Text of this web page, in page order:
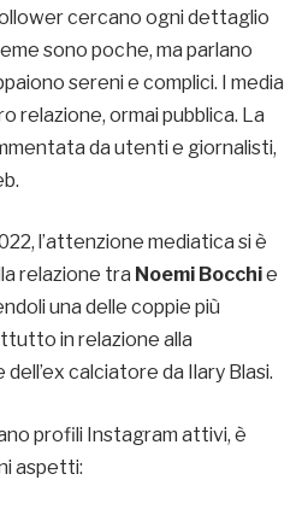
cercano ogni dettaglio
sono poche, ma parlano
sereni e complici. I media
relazione, ormai pubblica. La
da utenti e giornalisti,
l’attenzione mediatica si è
relazione tra Noemi Bocchie
una delle coppie più
in relazione alla
calciatore da Ilary Blasi.
profili Instagram attivi, è
aspetti: